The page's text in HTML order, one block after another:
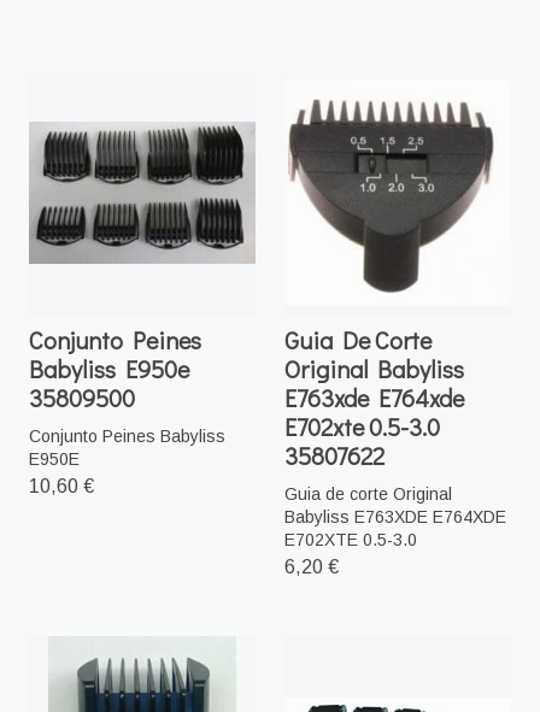
Conjunto Peines
Babyliss E950e
35809500
Conjunto Peines Babyliss
E950E
10,60 €
Guia De Corte
Original Babyliss
E763xde E764xde
E702xte 0.5-3.0
35807622
Guia de corte Original
Babyliss E763XDE E764XDE
E702XTE 0.5-3.0
6,20 €